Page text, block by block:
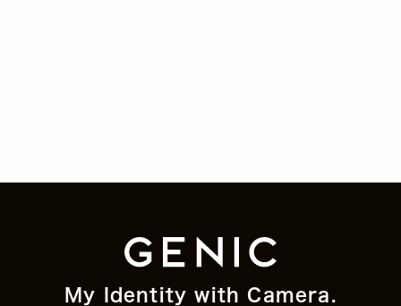
My Identity with Camera.